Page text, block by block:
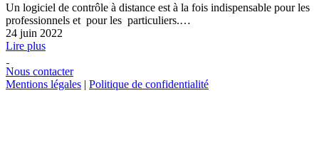
Un logiciel de contrôle à distance est à la fois indispensable pour les
professionnels et pour les particuliers.…
24 juin 2022
Lire plus
Nous contacter
Mentions légales | Politique de confidentialité